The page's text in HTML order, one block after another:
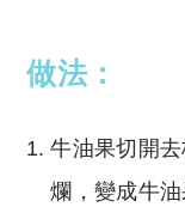
做法：
牛油果切開
爛，變成牛